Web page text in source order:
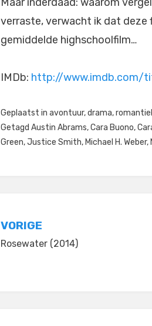
verraste, verwacht ik dat deze
gemiddelde highschoolfilm…
IMDb: http://www.imdb.com/
Geplaatst in avontuur,drama,
Getagd Austin Abrams,Cara Buono,
Green,Justice Smith, Michael H. Weber,
Bericht
navigatie
VORIGE
Rosewater (2014)